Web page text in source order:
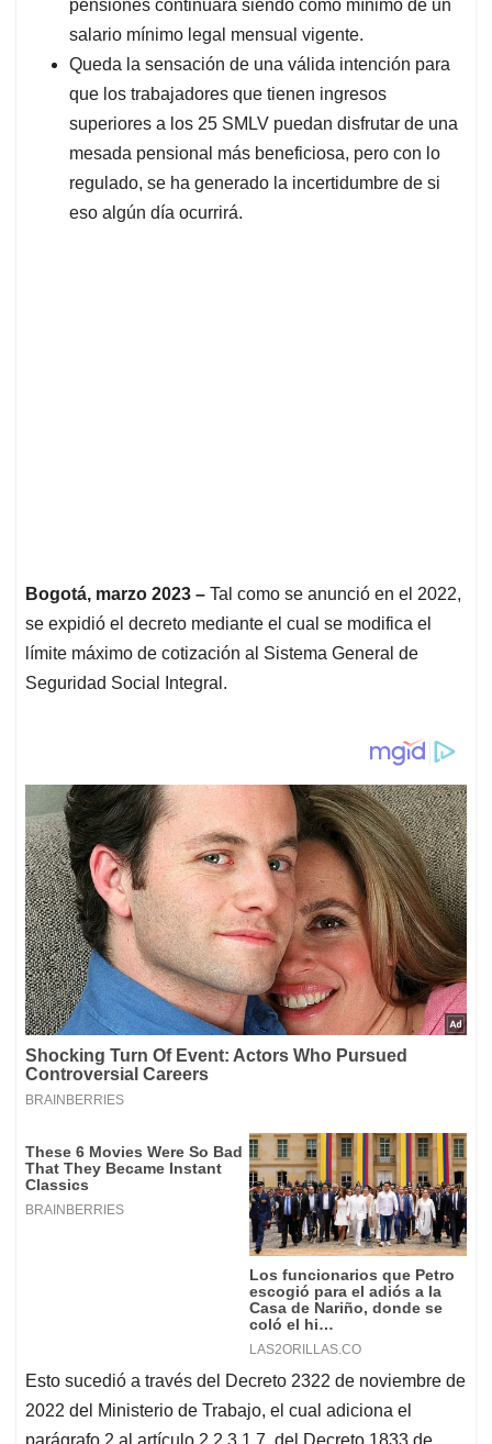
pensiones continuará siendo como mínimo de un
salario mínimo legal mensual vigente.
Queda la sensación de una válida intención para
que los trabajadores que tienen ingresos
superiores a los 25 SMLV puedan disfrutar de una
mesada pensional más beneficiosa, pero con lo
regulado, se ha generado la incertidumbre de si
eso algún día ocurrirá.
Bogotá, marzo 2023 – Tal como se anunció en el 2022,
se expidió el decreto mediante el cual se modifica el
límite máximo de cotización al Sistema General de
Seguridad Social Integral.
Esto sucedió a través del Decreto 2322 de noviembre de
2022 del Ministerio de Trabajo, el cual adiciona el
parágrafo 2 al artículo 2.2.3.1.7. del Decreto 1833 de